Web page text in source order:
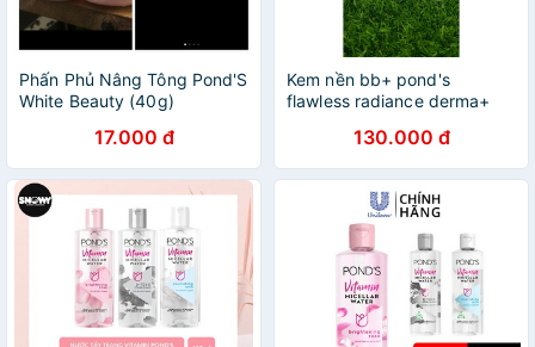
Phấn Phủ Nâng Tông Pond'S
White Beauty (40g)
17.000 đ
Kem nền bb+ pond's
flawless radiance derma+
130.000 đ